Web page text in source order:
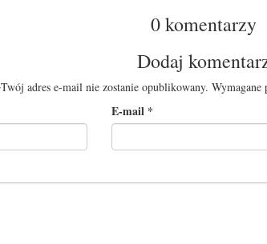
0 komentarzy
Dodaj
Twój adres e-mail nie zostanie opublikowany. Wymagane
E-mail *